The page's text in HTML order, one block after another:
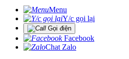
Menu
Y/c gọi lại
Gọi điện
Facebook
Chat Zalo